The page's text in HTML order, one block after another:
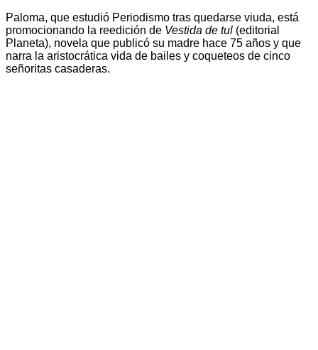
Paloma, que estudió Periodismo tras quedarse viuda, está
promocionando la reedición de Vestida de tul (editorial
Planeta), novela que publicó su madre hace 75 años y que
narra la aristocrática vida de bailes y coqueteos de cinco
señoritas casaderas.